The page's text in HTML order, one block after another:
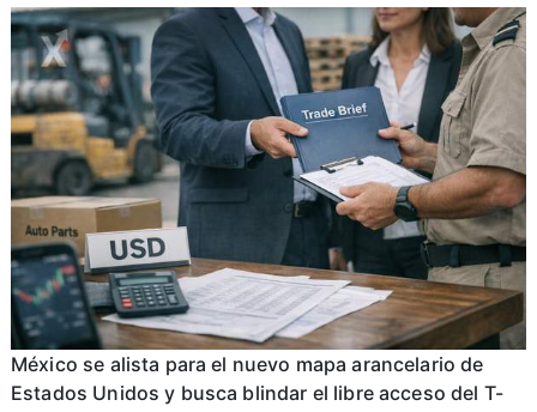
México se alista para el nuevo mapa arancelario de
Estados Unidos y busca blindar el libre acceso del T-